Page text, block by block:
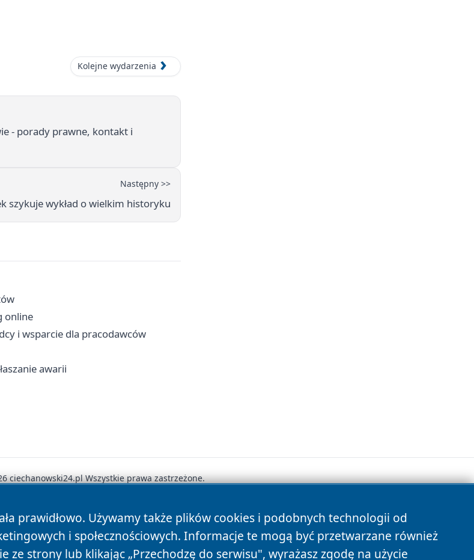
Kolejne wydarzenia
- porady prawne, kontakt i
Następny >>
szykuje wykład o wielkim historyku
online
i wsparcie dla pracodawców
awarii
prawidłowo. Używamy także plików cookies i podobnych technologii od
i społecznościowych. Informacje te mogą być przetwarzane również
strony lub klikając „Przechodzę do serwisu", wyrażasz zgodę na użycie
ciechanowski24.pl Wszystkie prawa zastrzeżone.
Polityka Prywatności Polityka Cookies